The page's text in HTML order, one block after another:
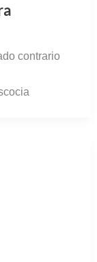
contrario